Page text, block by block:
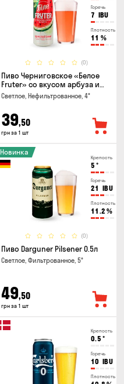
Горечь
7 IBU
Плотность
11 %
(0)
Пиво Черниговское «Белое
Fruter» со вкусом арбуза и
мяты 0.5л
Светлое, Нефильтрованное, 4°
39,50
грн за 1 шт
Крепость
5 °
Горечь
21 IBU
Плотность
11.2 %
(0)
Новинка
Пиво Darguner Pilsener 0.5л
Светлое, Фильтрованное, 5°
49,50
грн за 1 шт
Крепость
0.5 °
Горечь
10 IBU
Плотность